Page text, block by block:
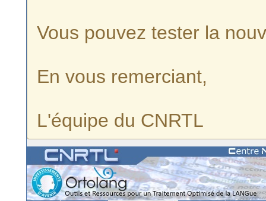
Vous pouvez tester la
En vous remerciant,
L'équipe du CNRTL